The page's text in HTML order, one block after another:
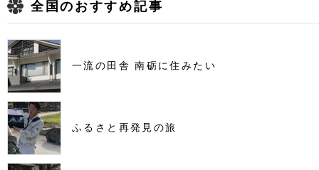
全国のおすすめ記事
一流の田舎 南砺に住みたい
ふるさと再発見の旅